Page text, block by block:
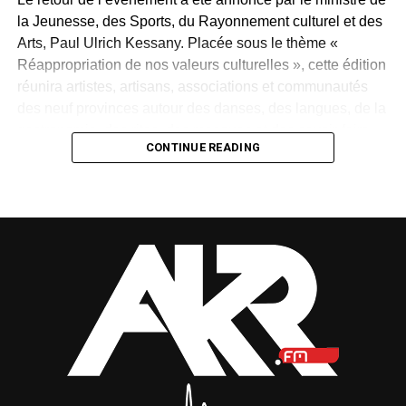
la Jeunesse, des Sports, du Rayonnement culturel et des
Arts, Paul Ulrich Kessany. Placée sous le thème «
Réappropriation de nos valeurs culturelles », cette édition
réunira artistes, artisans, associations et communautés
gastronomie, des rites, des masques et des savoir-faire
n’avait plus été organisée depuis 2018. Son retour
apparaît donc comme une « réparation d’une mémoire »,
selon le ministre.
Mais cette renaissance sera-t-elle durable ? La Fête des
cultures redeviendra-t-elle un rendez-vous régulier ou
restera-t-elle une parenthèse exceptionnelle dans
CONTINUE READING